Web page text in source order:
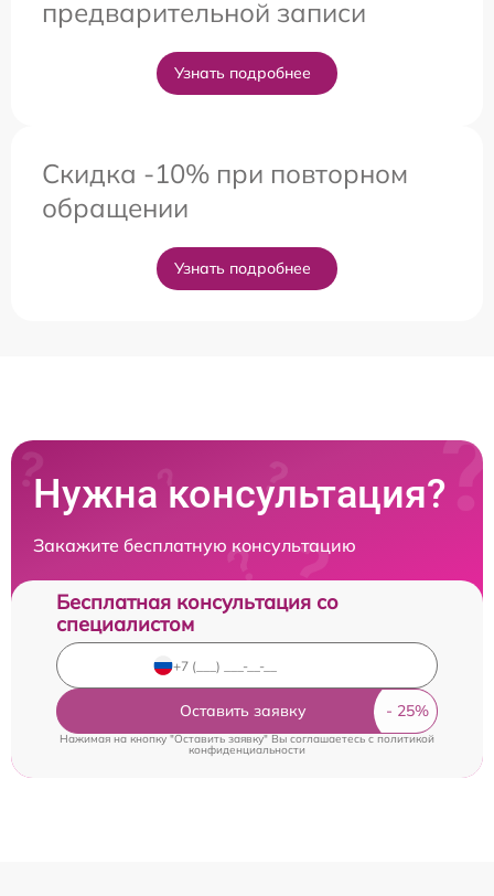
предварительной записи
Узнать подробнее
Скидка -10% при повторном
обращении
Узнать подробнее
Нужна консультация?
Закажите бесплатную консультацию
Бесплатная консультация со
специалистом
Оставить заявку
Нажимая на кнопку "Оставить заявку" Вы соглашаетесь c политикой
конфиденциальности